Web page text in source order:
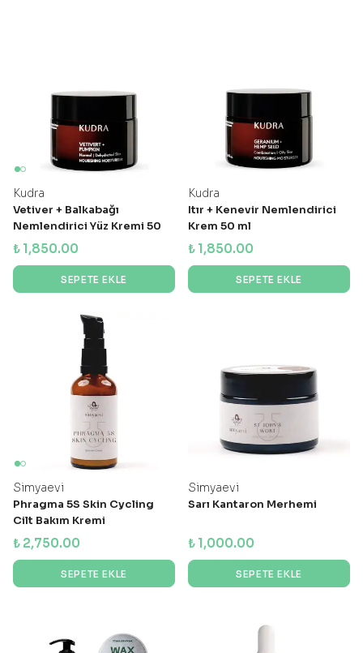
Kudra
Vetiver + Balkabağı
Nemlendirici Yüz Kremi 50
ml
₺ 1,850.00
SEPETE EKLE
Kudra
Itır + Kenevir Nemlendirici
Krem 50 ml
₺ 1,850.00
SEPETE EKLE
Simyaevi
Phragma 5S Skin Cycling
Cilt Bakım Kremi
₺ 2,750.00
SEPETE EKLE
Simyaevi
Sarı Kantaron Merhemi
₺ 1,000.00
SEPETE EKLE